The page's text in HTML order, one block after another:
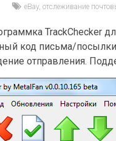
eBay, отслеживание
TrackChecker
код письма/посылки
отправления.